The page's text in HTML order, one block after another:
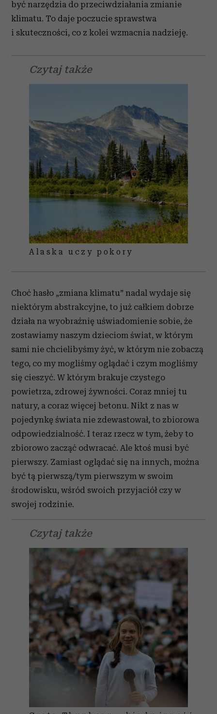
być narzędzia do przeciwdziałania zmianie
klimatu. To daje poczucie sprawstwa
i skuteczności, co z kolei wzmacnia nadzieję.
Czytaj także
Alaska uczy pokory
Choć hasło „zmiana klimatu” nadal wydaje się
niektórym abstrakcyjne, to już całkiem dobrze
działa na wyobraźnię uświadomienie sobie, że
zostawiamy naszym dzieciom świat, w którym
sami nie chcielibyśmy żyć, w którym nie zobaczą
tego, co my mogliśmy oglądać i czym mogliśmy
się cieszyć. W którym brakuje czystego
powietrza, zdrowej żywności. Coraz mniej tu
natury, a coraz więcej betonu. Nikt z nas w
pojedynkę świata nie zdewastował, to zbiorowa
odpowiedzialność. I teraz rzecz w tym, żeby to
zbiorowo zacząć odwracać. Ale ktoś musi być
pierwszy. Zamiast oglądać się na innych, można
być tą pierwszą/tym pierwszym w swoim
środowisku, wśród swoich przyjaciół czy w
swojej rodzinie.
Czytaj także